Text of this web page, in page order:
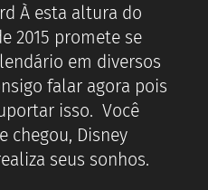
À esta altura do
2015 promete se
em diversos
falar agora pois
isso. Você
chegou, Disney
seus sonhos.